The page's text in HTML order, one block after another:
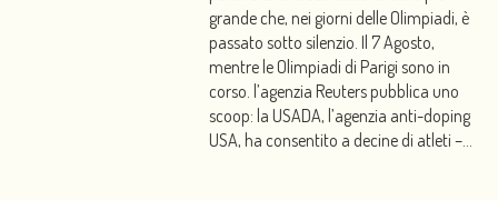
grande che, nei giorni delle Olimpiadi, è
passato sotto silenzio. Il 7 Agosto,
mentre le Olimpiadi di Parigi sono in
corso. l’agenzia Reuters pubblica uno
scoop: la USADA, l’agenzia anti-doping
USA, ha consentito a decine di atleti –...